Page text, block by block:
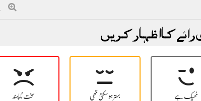
کا اظہار کریں
سخت نا پسند بہتر ہو سکتی تھی ٹھیک ہے